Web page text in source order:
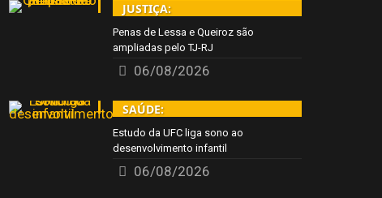
JUSTIÇA:
Penas de Lessa e Queiroz são
ampliadas pelo TJ-RJ
06/08/2026
SAÚDE:
Estudo da UFC liga sono ao
desenvolvimento infantil
06/08/2026